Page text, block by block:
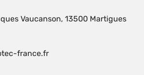
Vaucanson, 13500 Martigues
france.fr